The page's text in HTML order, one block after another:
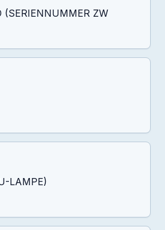
(SERIENNUMMER ZW
LAMPE)